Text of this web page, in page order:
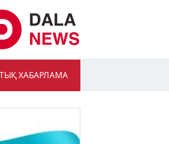
ХАБАРЛАМА